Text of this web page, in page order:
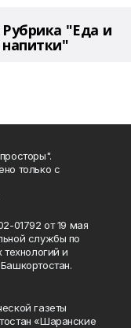
Рубрика "Еда и
напитки"
только с
01792 от 19 мая
службы по
и
газеты
«Шаранские